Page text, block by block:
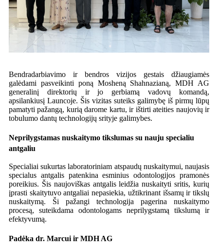
Bendradarbiavimo ir bendros vizijos gestais džiaugiamės
galėdami pasveikinti poną Mosheną Shahnazianą, MDH AG
generalinį direktorių ir jo gerbiamą vadovų komandą,
apsilankiusį Launcoje. Šis vizitas suteiks galimybę iš pirmų lūpų
pamatyti pažangą, kurią darome kartu, ir ištirti ateities naujovių ir
tobulumo dantų technologijų srityje galimybes.
Neprilygstamas nuskaitymo tikslumas su nauju specialiu
antgaliu
Specialiai sukurtas laboratoriniam atspaudų nuskaitymui, naujasis
specialus antgalis patenkina esminius odontologijos pramonės
poreikius. Šis naujoviškas antgalis leidžia nuskaityti sritis, kurių
įprasti skaitytuvo antgaliai nepasiekia, užtikrinant išsamų ir tikslų
nuskaitymą. Ši pažangi technologija pagerina nuskaitymo
procesą, suteikdama odontologams neprilygstamą tikslumą ir
efektyvumą.
Padėka dr. Marcui ir MDH AG